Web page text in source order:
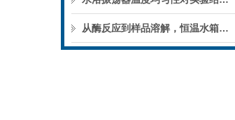
从酶反应到样品溶解，恒温水箱的实验用途